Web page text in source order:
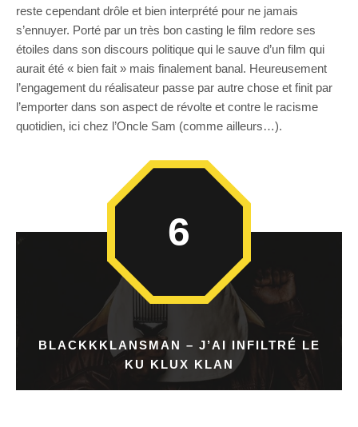
reste cependant drôle et bien interprété pour ne jamais
s’ennuyer. Porté par un très bon casting le film redore ses
étoiles dans son discours politique qui le sauve d’un film qui
aurait été « bien fait » mais finalement banal. Heureusement
l’engagement du réalisateur passe par autre chose et finit par
l’emporter dans son aspect de révolte et contre le racisme
quotidien, ici chez l’Oncle Sam (comme ailleurs…).
BLACKKKLANSMAN – J’AI INFILTRÉ LE
KU KLUX KLAN
6